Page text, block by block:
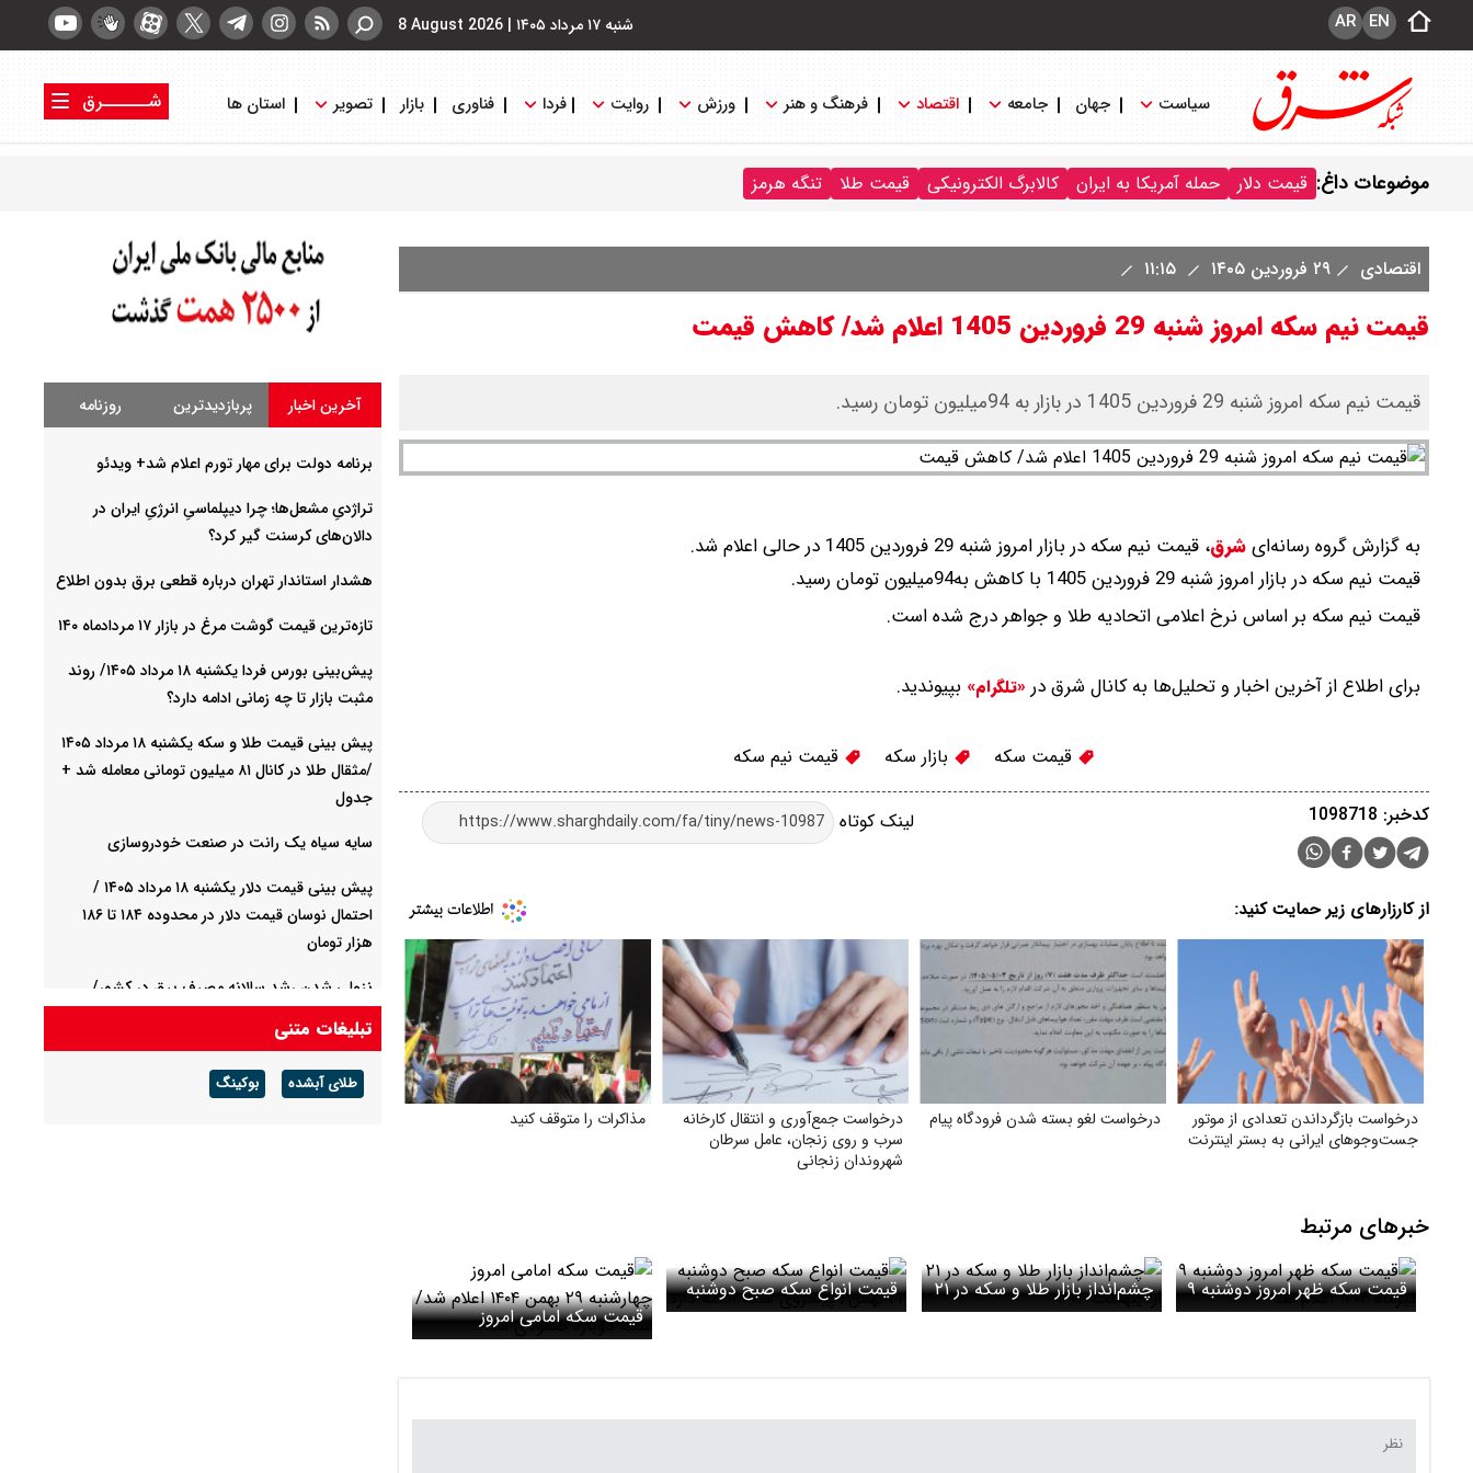
شنبه ۱۷ مرداد ۱۴۰۵ |
8 August 2026 EN
AR
سیاست جهان جامعه اقتصاد فرهنگ و هنر ورزش روایت فردا فناوری بازار تصویر استان ها
شــــــرق
موضوعات داغ: قیمت دلار حمله آمریکا به ایران کالابرگ الکترونیکی قیمت طلا تنگه هرمز
اقتصادی ۲۹ فروردین ۱۴۰۵
قیمت نیم سکه امروز شنبه 29 فروردین 1405 اعلام شد/ کاهش قیمت
قیمت نیم سکه امروز شنبه 29 فروردین 1405 در بازار به 94میلیون تومان رسید.
به گزارش گروه رسانه‌ایشرق، قیمت نیم سکه در بازار امروز شنبه 29 فروردین 1405 در حالی اعلام شد.
قیمت نیم سکه در بازار امروز شنبه 29 فروردین 1405 با کاهش به94میلیون تومان رسید.
قیمت نیم سکه بر اساس نرخ اعلامی اتحادیه طلا و جواهر درج شده است.
برای اطلاع از آخرین اخبار و تحلیل‌ها به کانال شرق در «تلگرام» بپیوندید.
قیمت سکه بازار سکه قیمت نیم سکه
لینک کوتاه کدخبر: 1098718
از کارزارهای زیر حمایت کنید:
درخواست بازگرداندن تعدادی از موتور
جست‌وجوهای ایرانی به بستر اینترنت
درخواست لغو بسته شدن فرودگاه پیام
درخواست جمع‌آوری و انتقال کارخانه
سرب و روی زنجان، عامل سرطان
شهروندان زنجانی
مذاکرات را متوقف کنید
خبرهای مرتبط
قیمت سکه ظهر امروز دوشنبه ۹
تیرماه ۱۴۰۴ اعلام شد
چشم‌انداز بازار طلا و سکه در ۲۱
اردیبهشت ۱۴۰۴
قیمت انواع سکه صبح دوشنبه
۲۲ بهمن/ پیشروی سکه ادامه
قیمت سکه امامی امروز
چهارشنبه ۲۹ بهمن ۱۴۰۴ اعلام
آخرین اخبار پربازدیدترین روزنامه
برنامه دولت برای مهار تورم اعلام شد+ ویدئو
تراژدیِ مشعل‌ها؛ چرا دیپلماسیِ انرژیِ ایران در
دالان‌های کرسنت گیر کرد؟
هشدار استاندار تهران درباره قطعی برق بدون اطلاع
تازه‌ترین قیمت گوشت مرغ در بازار ۱۷ مردادماه ۱۴۰
پیش‌بینی بورس فردا یکشنبه ۱۸ مرداد ۱۴۰۵/ روند
مثبت بازار تا چه زمانی ادامه دارد؟
پیش‌ بینی قیمت طلا و سکه یکشنبه ۱۸ مرداد ۱۴۰۵
/مثقال طلا در کانال ۸۱ میلیون تومانی معامله شد +
جدول
سایه سیاه یک رانت در صنعت خودروسازی
پیش ‌بینی قیمت دلار یکشنبه ۱۸ مرداد ۱۴۰۵ /
احتمال نوسان قیمت دلار در محدوده ۱۸۴ تا ۱۸۶
هزار تومان
نزولی شدن رشد سالانه مصرف برق در کشور/
افزایش پاداش گزارش هر ماینر غیرمجاز به ۳ میلیون
تومان
تبلیغات متنی
طلای آبشده بوکینگ